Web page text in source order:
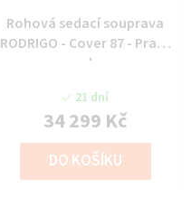
Rohová sedací souprava
RODRIGO - Cover 87 - Pravý
roh
21 dní
34 299 Kč
DO KOŠÍKU